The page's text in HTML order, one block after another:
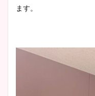
ます。